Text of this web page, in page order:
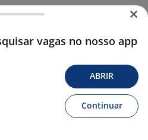
vagas no nosso app
ABRIR
Continuar